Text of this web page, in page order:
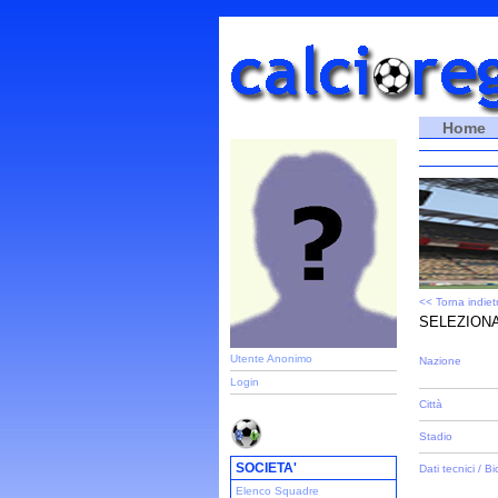
Utente Anonimo
Login
SOCIETA'
Elenco Squadre
Home
<< Torna
Nazione
Città
Stadio
Dati tecnici /